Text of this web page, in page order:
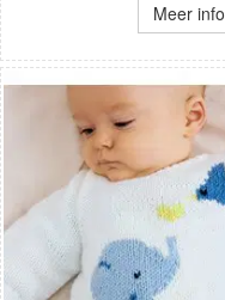
Meer info